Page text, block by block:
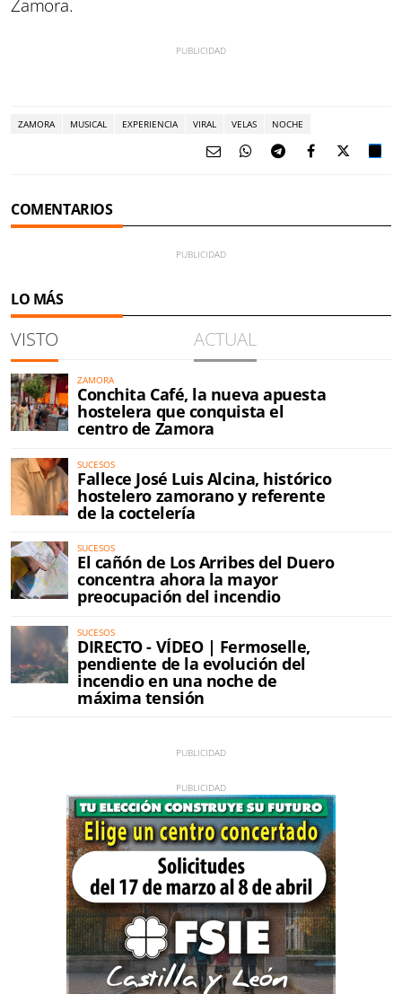
Zamora.
ZAMORA MUSICAL EXPERIENCIA VIRAL VELAS NOCHE
COMENTARIOS
LO MÁS
VISTO ACTUAL
ZAMORA
Conchita Café, la nueva apuesta
hostelera que conquista el
centro de Zamora
SUCESOS
Fallece José Luis Alcina, histórico
hostelero zamorano y referente
de la coctelería
SUCESOS
El cañón de Los Arribes del Duero
concentra ahora la mayor
preocupación del incendio
SUCESOS
DIRECTO - VÍDEO | Fermoselle,
pendiente de la evolución del
incendio en una noche de
máxima tensión